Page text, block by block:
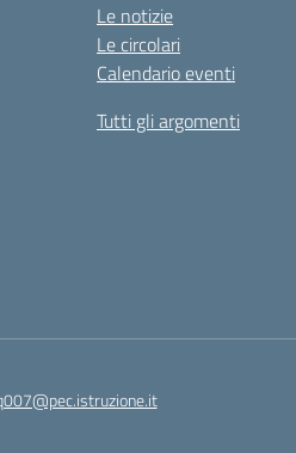
Le notizie
Le circolari
Calendario eventi
Tutti gli argomenti